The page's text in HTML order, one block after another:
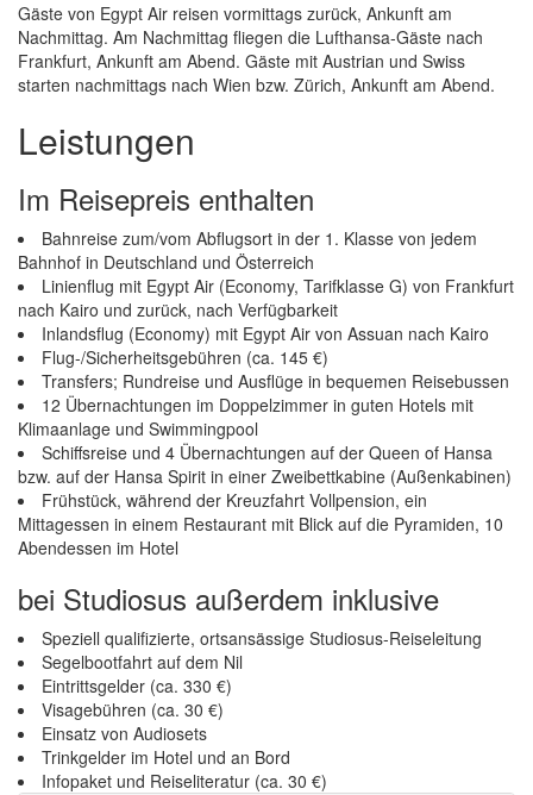
Gäste von Egypt Air reisen vormittags zurück, Ankunft am
Nachmittag. Am Nachmittag fliegen die Lufthansa-Gäste nach
Frankfurt, Ankunft am Abend. Gäste mit Austrian und Swiss
starten nachmittags nach Wien bzw. Zürich, Ankunft am Abend.
Leistungen
Im Reisepreis enthalten
Bahnreise zum/vom Abflugsort in der 1. Klasse von jedem
Bahnhof in Deutschland und Österreich
Linienflug mit Egypt Air (Economy, Tarifklasse G) von Frankfurt
nach Kairo und zurück, nach Verfügbarkeit
Inlandsflug (Economy) mit Egypt Air von Assuan nach Kairo
Flug-/Sicherheitsgebühren (ca. 145 €)
Transfers; Rundreise und Ausflüge in bequemen Reisebussen
12 Übernachtungen im Doppelzimmer in guten Hotels mit
Klimaanlage und Swimmingpool
Schiffsreise und 4 Übernachtungen auf der Queen of Hansa
bzw. auf der Hansa Spirit in einer Zweibettkabine (Außenkabinen)
Frühstück, während der Kreuzfahrt Vollpension, ein
Mittagessen in einem Restaurant mit Blick auf die Pyramiden, 10
Abendessen im Hotel
bei Studiosus außerdem inklusive
Speziell qualifizierte, ortsansässige Studiosus-Reiseleitung
Segelbootfahrt auf dem Nil
Eintrittsgelder (ca. 330 €)
Visagebühren (ca. 30 €)
Einsatz von Audiosets
Trinkgelder im Hotel und an Bord
Infopaket und Reiseliteratur (ca. 30 €)